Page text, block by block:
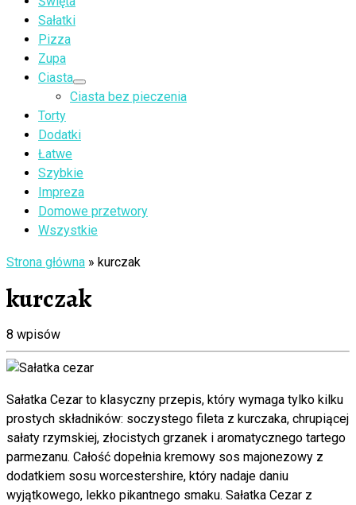
Sałatki
Pizza
Zupa
Ciasta
Ciasta bez pieczenia
Torty
Dodatki
Łatwe
Szybkie
Impreza
Domowe przetwory
Wszystkie
Strona główna » kurczak
kurczak
8 wpisów
Sałatka Cezar to klasyczny przepis, który wymaga tylko kilku
prostych składników: soczystego fileta z kurczaka, chrupiącej
sałaty rzymskiej, złocistych grzanek i aromatycznego tartego
parmezanu. Całość dopełnia kremowy sos majonezowy z
dodatkiem sosu worcestershire, który nadaje daniu
wyjątkowego, lekko pikantnego smaku. Sałatka Cezar z